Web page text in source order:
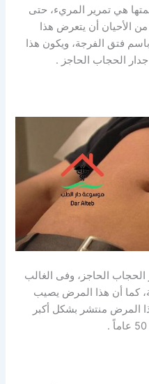
هي تمرير المريء، حتى
الأحيان أن يتعرض هذا
فتق الفرجة، ويكون هذا
الحجاب الحاجز .
الحاجز، وفى الغالب
كما أن هذا المرض يصيب
المرض منتشر بشكل أكبر